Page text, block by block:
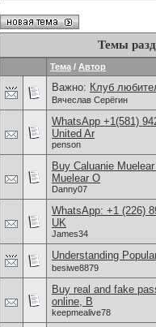
Темы
Тема / Автор
Важно: Клуб
Вячеслав Серёгин
WhatsApp +1(581)
United Ar
penson
Buy Caluanie
Muelear O
Danny07
WhatsApp: +1 (226)
UK
James34
Understanding
besiwe8879
Buy real and fake
online, B
keepmealive78